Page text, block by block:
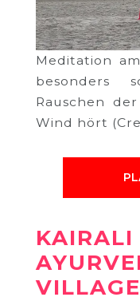
Meditation
besonders
Rauschen
Wind hört
KAIRALI